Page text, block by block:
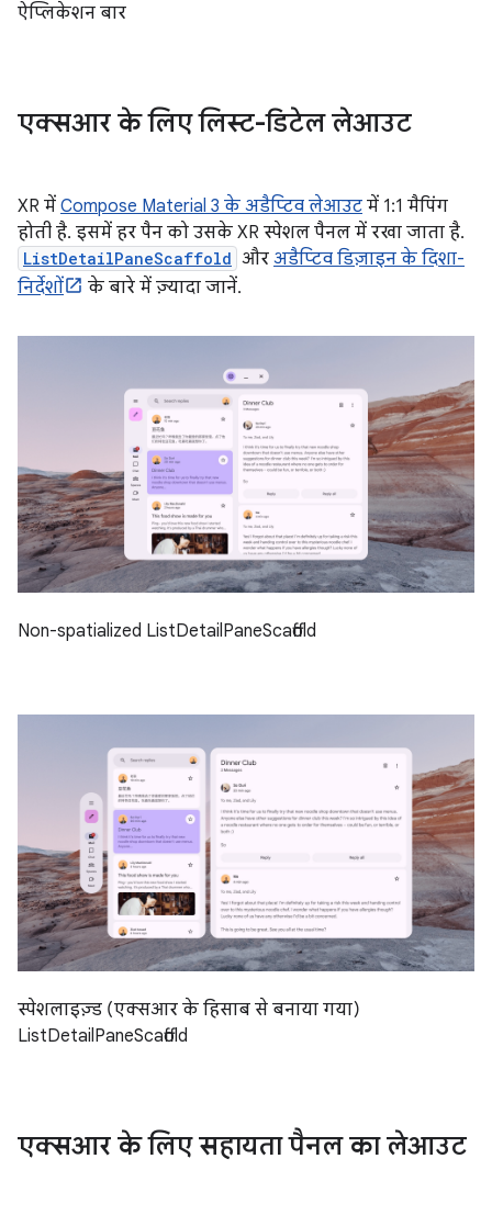
ऐप्लिकेशन बार
एक्सआर के लिए लिस्ट-डिटेल लेआउट
XR में Compose Material 3 के अडैप्टिव लेआउट में 1:1 मैपिंग
होती है. इसमें हर पैन को उसके XR स्पेशल पैनल में रखा जाता है.
ListDetailPaneScaffold और अडैप्टिव डिज़ाइन के दिशा-
निर्देशों
के बारे में ज़्यादा जानें.
Non-spatialized ListDetailPaneScaffold
स्पेशलाइज़्ड (एक्सआर के हिसाब से बनाया गया)
ListDetailPaneScaffold
एक्सआर के लिए सहायता पैनल का लेआउट